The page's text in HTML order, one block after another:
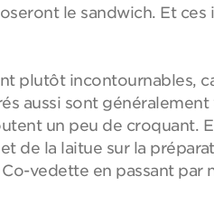
le sandwich. Et ces
plutôt incontournables,
aussi sont
un peu de croquant.
de la laitue sur la
vedette en passant par